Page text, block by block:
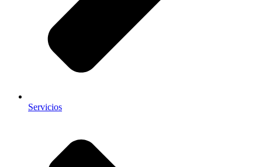
Servicios